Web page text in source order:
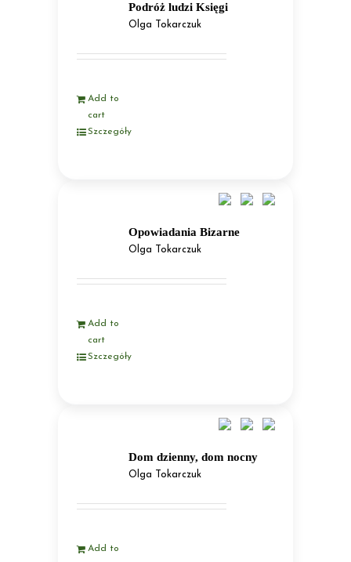
Podróż ludzi Księgi
Olga Tokarczuk
Add to
cart
Szczegóły
Opowiadania Bizarne
Olga Tokarczuk
Add to
cart
Szczegóły
Dom dzienny, dom nocny
Olga Tokarczuk
Add to